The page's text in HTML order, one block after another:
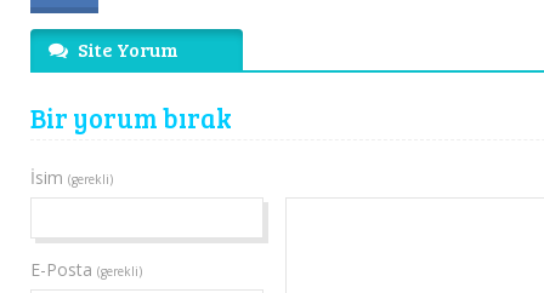
Site Yorum
Bir yorum bırak
İsim (gerekli)
E-Posta (gerekli)